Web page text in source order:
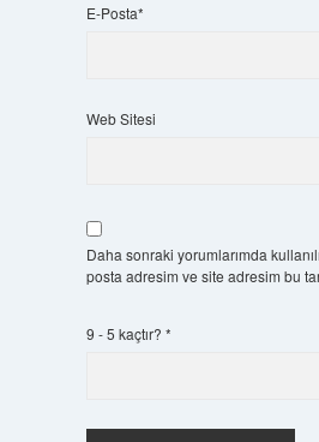
E-Posta*
Web Sitesi
Daha sonraki yorumlarımda
posta adresim ve site adresim bu
9 - 5 kaçtır? *